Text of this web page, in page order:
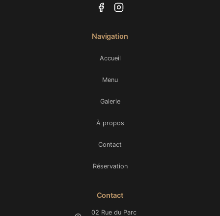
Navigation
Accueil
Menu
Galerie
À propos
Contact
Réservation
Contact
02 Rue du Parc